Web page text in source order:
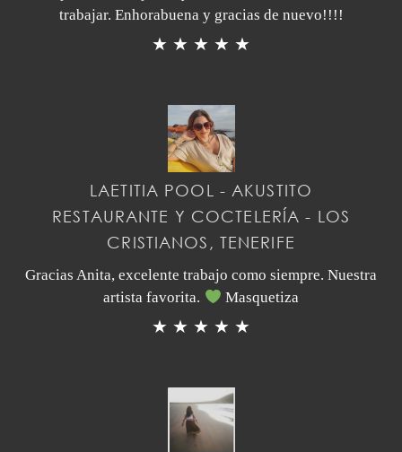
trabajar. Enhorabuena y gracias de nuevo!!!!
★ ★ ★ ★ ★
LAETITIA POOL - AKUSTITO
RESTAURANTE Y COCTELERÍA - LOS
CRISTIANOS, TENERIFE
Gracias Anita, excelente trabajo como siempre. Nuestra
artista favorita.
Masquetiza
★ ★ ★ ★ ★